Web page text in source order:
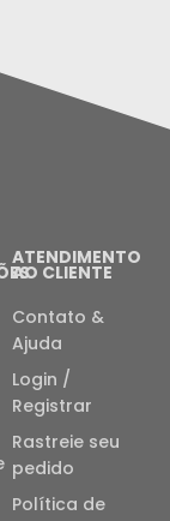
ATENDIMENTO
AO CLIENTE
Contato &
Ajuda
Login /
Registrar
Rastreie seu
pedido
Política de